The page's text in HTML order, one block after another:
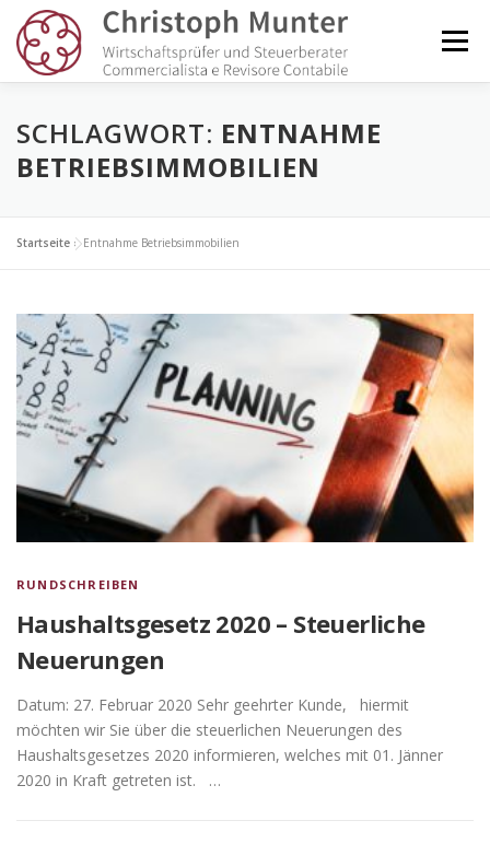
Zum
Inhalt
springen
Menü
KANZLEI DIENSTLEISTUNGEN NEWS
SCHLAGWORT: ENTNAHME
BETRIEBSIMMOBILIEN
Startseite »Entnahme Betriebsimmobilien
RUNDSCHREIBEN
Haushaltsgesetz 2020 – Steuerliche
Neuerungen
Datum: 27. Februar 2020 Sehr geehrter Kunde, hiermit
möchten wir Sie über die steuerlichen Neuerungen des
Haushaltsgesetzes 2020 informieren, welches mit 01. Jänner
2020 in Kraft getreten ist. …